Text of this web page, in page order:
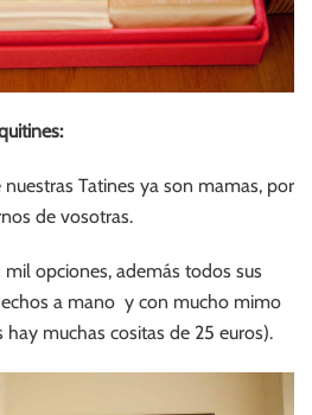
Tatines ya son mamas, por
de vosotras.
mil opciones, además todos sus
a mano y con mucho mimo
muchas cositas de 25 euros).